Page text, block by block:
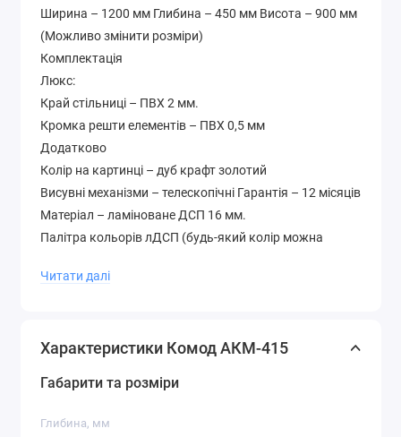
Ширина – 1200 мм Глибина – 450 мм Висота – 900 мм
(Можливо змінити розміри)
Комплектація
Люкс:
Край стільниці – ПВХ 2 мм.
Кромка решти елементів – ПВХ 0,5 мм
Додатково
Колір на картинці – дуб крафт золотий
Висувні механізми – телескопічні Гарантія – 12 місяців
Матеріал – ламіноване ДСП 16 мм.
Палітра кольорів лДСП (будь-який колір можна
Читати далі
Характеристики Комод АКМ-415
Габарити та розміри
Глибина, мм